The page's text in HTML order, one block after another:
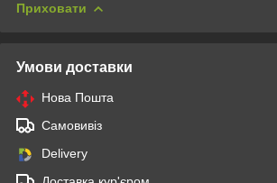
Приховати
Умови доставки
Нова Пошта
Самовивіз
Delivery